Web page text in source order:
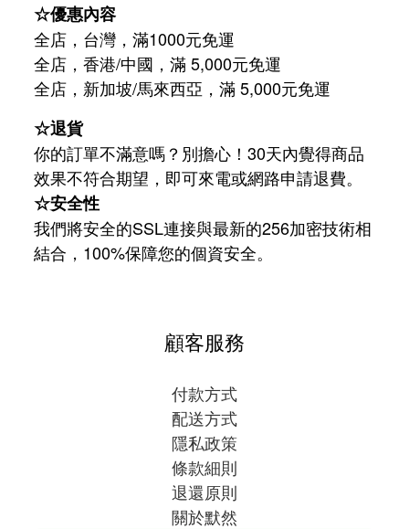
☆優惠內容
全店，台灣，滿1000元免運
全店，香港/中國，滿 5,000元免運
全店，新加坡/馬來西亞，滿 5,000元免運
☆退貨
你的訂單不滿意嗎？別擔心！30天內覺得商品
效果不符合期望，即可來電或網路申請退費。
☆安全性
我們將安全的SSL連接與最新的256加密技術相
結合，100%保障您的個資安全。
顧客服務
付款方式
配送方式
隱私政策
條款細則
退還原則
關於默然